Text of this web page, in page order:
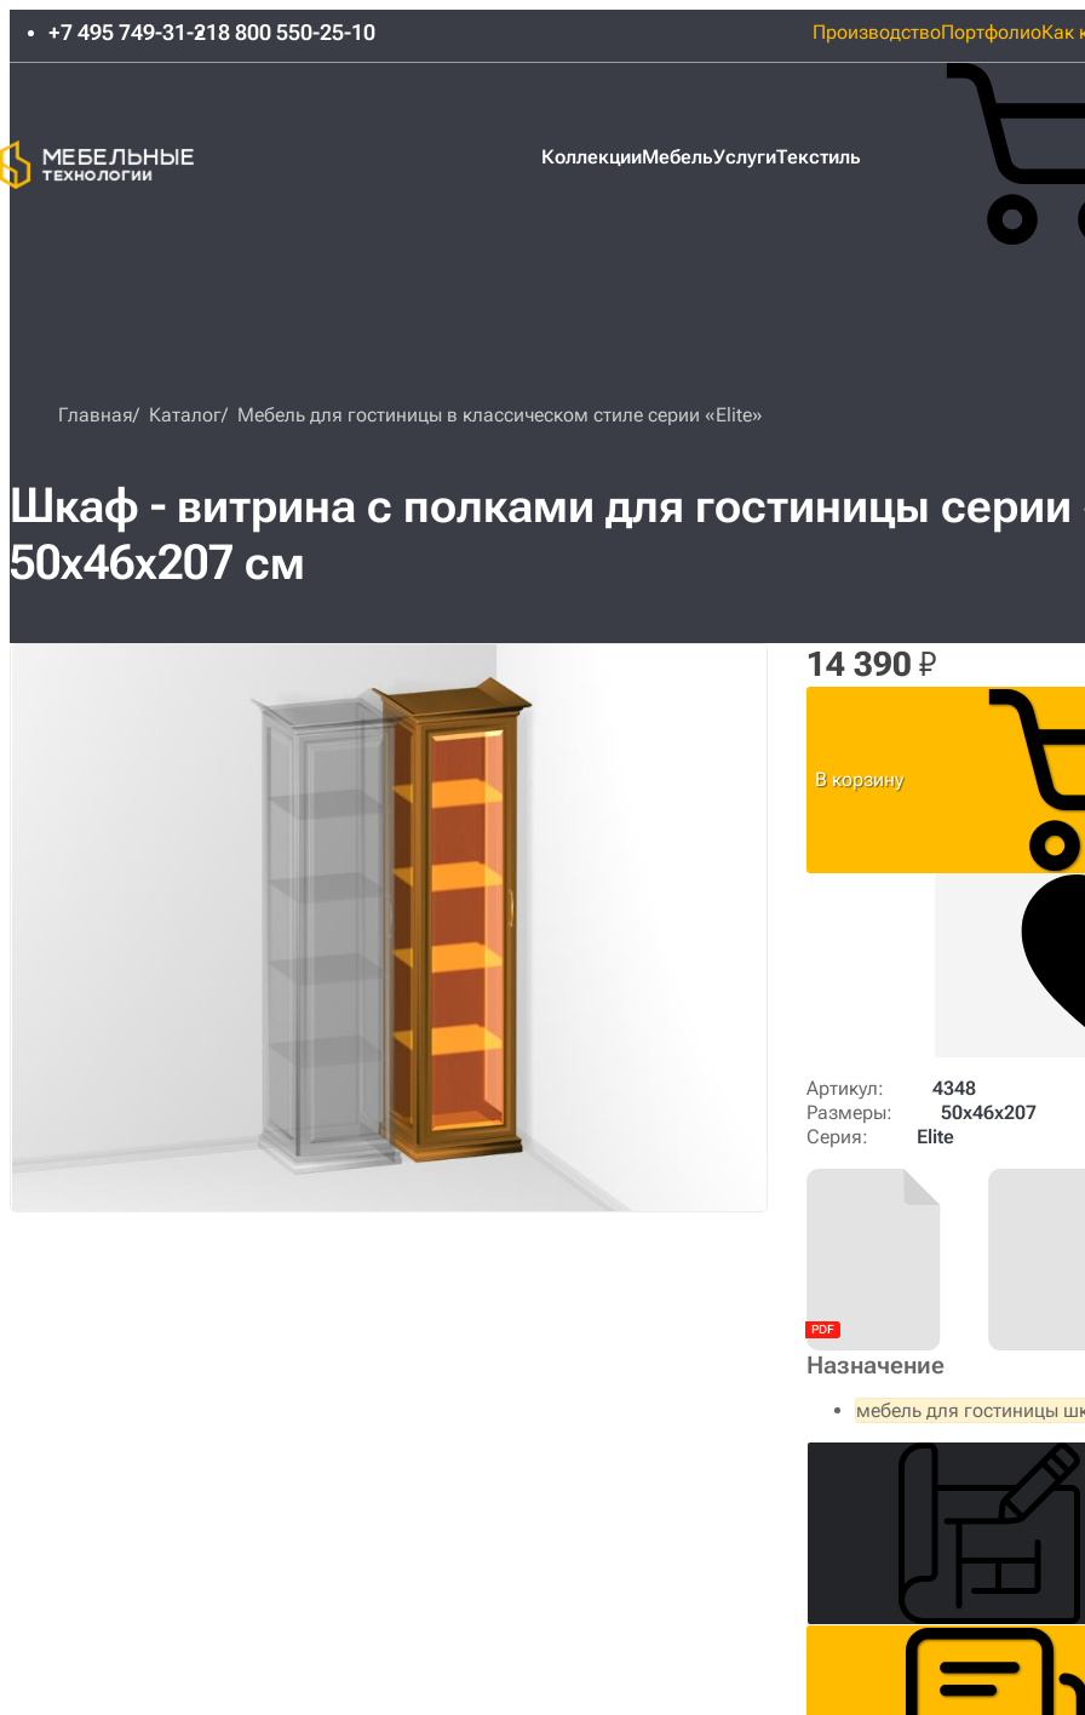
+7 495 749-31-218 800 550-25-10 ПроизводствоПортфолиоКак
КоллекцииМебельУслугиТекстиль
Главная Каталог Мебель для гостиницы в классическом стиле серии «Elite»
Шкаф - витрина с полками для гостиницы серии
50х46х207 см
14 390 ₽
В корзину
Артикул:
4348
Размеры:
50х46х207
Серия:
Elite
Назначение
мебель для гостиницы